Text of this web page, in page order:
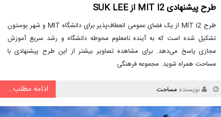
طرح پیشنهادی MIT I2 از SUK LEE
طرح MIT i2 از یک فضای عمومی انعطاف‌پذیر برای دانشگاه MIT و شهر بوستون
تشکیل شده است که به آینده نامعلوم محوطه دانشگاه و رشد سریع آموزش
مجازی پاسخ می‌دهد. برای مشاهده تصاویر بیشتر از این طرح پیشنهادی با
مساحت همراه شوید. مجموعه فرهنگی
نویسنده مساحت ادامه مطلب...